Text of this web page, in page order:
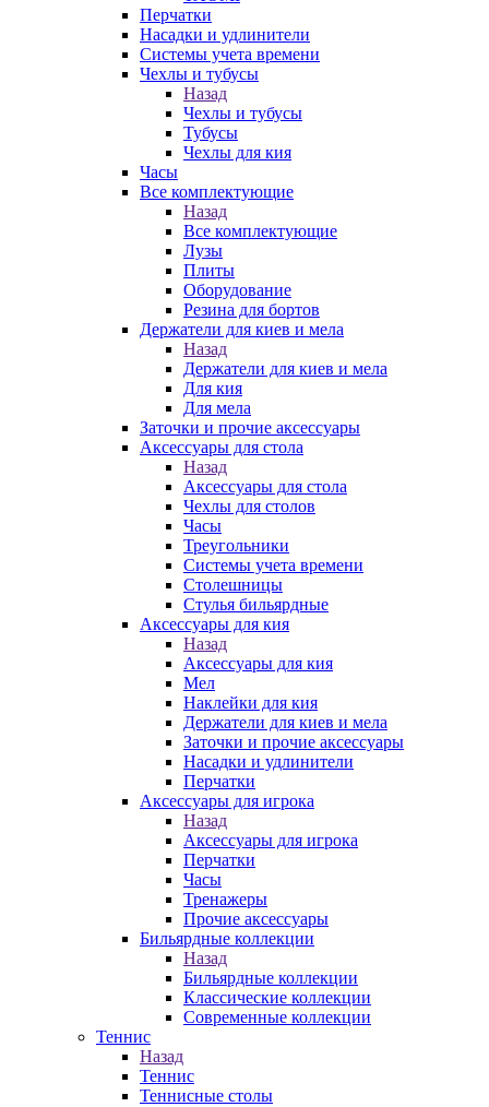
Перчатки
Насадки и удлинители
Системы учета времени
Чехлы и тубусы
Назад
Чехлы и тубусы
Тубусы
Чехлы для кия
Часы
Все комплектующие
Назад
Все комплектующие
Лузы
Плиты
Оборудование
Резина для бортов
Держатели для киев и мела
Назад
Держатели для киев и мела
Для кия
Для мела
Заточки и прочие аксессуары
Аксессуары для стола
Назад
Аксессуары для стола
Чехлы для столов
Часы
Треугольники
Системы учета времени
Столешницы
Стулья бильярдные
Аксессуары для кия
Назад
Аксессуары для кия
Мел
Наклейки для кия
Держатели для киев и мела
Заточки и прочие аксессуары
Насадки и удлинители
Перчатки
Аксессуары для игрока
Назад
Аксессуары для игрока
Перчатки
Часы
Тренажеры
Прочие аксессуары
Бильярдные коллекции
Назад
Бильярдные коллекции
Классические коллекции
Современные коллекции
Теннис
Назад
Теннис
Теннисные столы